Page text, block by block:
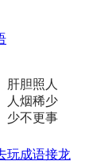
肝胆照人
人烟稀少
少不更事
玩成语接龙